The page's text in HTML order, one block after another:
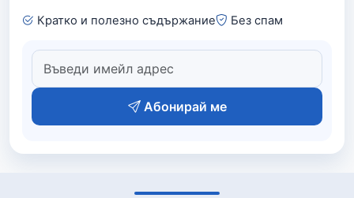
Кратко и полезно съдържание Без спам
Абонирай ме